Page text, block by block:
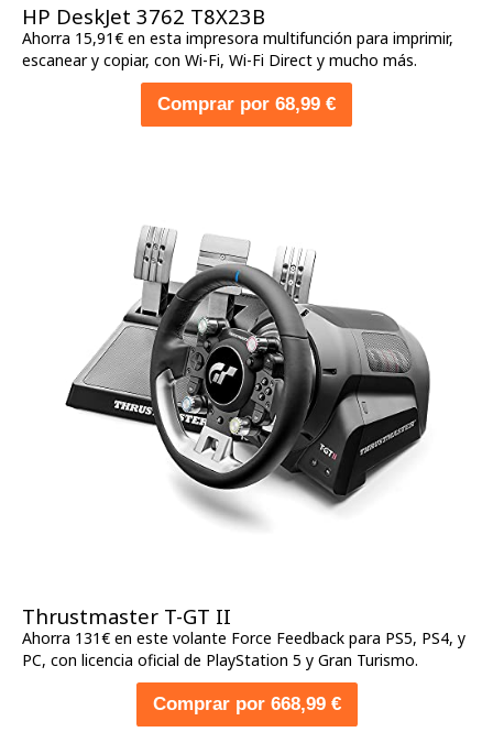
HP DeskJet 3762 T8X23B
Ahorra 15,91€ en esta impresora multifunción para imprimir,
escanear y copiar, con Wi-Fi, Wi-Fi Direct y mucho más.
Comprar por 68,99 €
Thrustmaster T-GT II
Ahorra 131€ en este volante Force Feedback para PS5, PS4, y
PC, con licencia oficial de PlayStation 5 y Gran Turismo.
Comprar por 668,99 €